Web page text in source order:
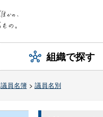
組織で探す
議員名簿> 議員名別